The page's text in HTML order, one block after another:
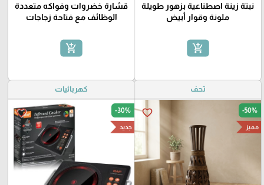
نبتة زينة اصطناعية بزهور طويلة
ملونة وقوار أبيض
add_shopping_cart
قشارة خضروات وفواكه متعددة
الوظائف مع فتاحة زجاجات
add_shopping_cart
تحف
favorite_border -50%
مميز
كهربائيات
favorite_border -30%
جديد